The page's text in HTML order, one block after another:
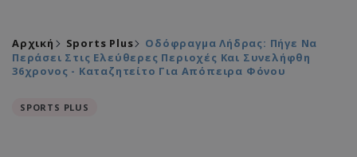
Αρχική Sports Plus
Οδόφραγμα Λήδρας: Πήγε Να
Περάσει Στις Ελεύθερες Περιοχές Και Συνελήφθη
36χρονος - Καταζητείτο Για Απόπειρα Φόνου
SPORTS PLUS